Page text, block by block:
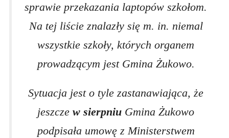
sprawie przekazania laptopów szkołom.
Na tej liście znalazły się m. in. niemal
wszystkie szkoły, których organem
prowadzącym jest Gmina Żukowo.
Sytuacja jest o tyle zastanawiająca, że
jeszcze w sierpniu Gmina Żukowo
podpisała umowę z Ministerstwem